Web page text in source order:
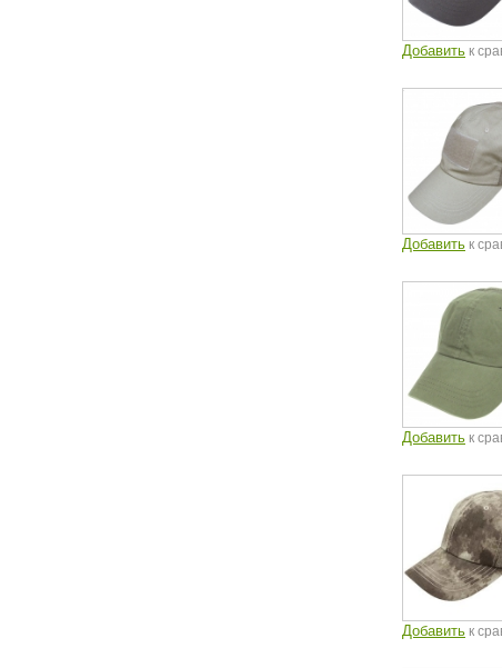
Добавить к
Добавить к
Добавить к
Добавить к